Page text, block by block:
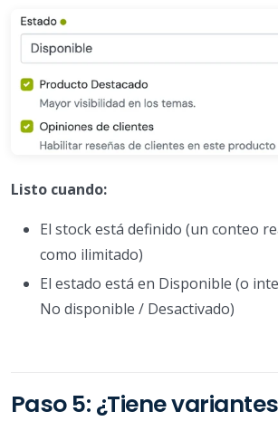
Listo cuando:
El stock está definido (un conteo
como ilimitado)
El estado está en Disponible (o
No disponible / Desactivado)
Paso 5: ¿Tiene